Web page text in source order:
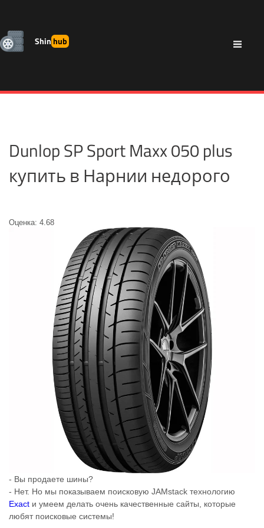
Shinhub
Dunlop SP Sport Maxx 050 plus
купить в Нарнии недорого
Оценка: 4.68
- Вы продаете шины?
- Нет. Но мы показываем поисковую JAMstack технологию
Exact и умеем делать очень качественные сайты, которые
любят поисковые системы!